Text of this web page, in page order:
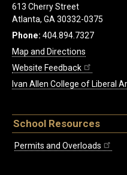
613 Cherry Street
Atlanta, GA 30332-0375
Phone: 404.894.7327
Map and Directions
Website Feedback
Ivan Allen College of Liberal
School Resources
Permits and Overloads